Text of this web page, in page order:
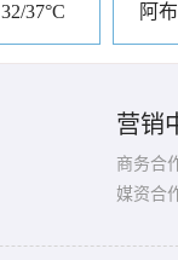
32/37°C 阿
营销
商务合
媒资合